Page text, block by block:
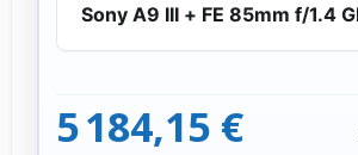
Sony A9 III + FE 85mm f/1.4
5 184,15 €